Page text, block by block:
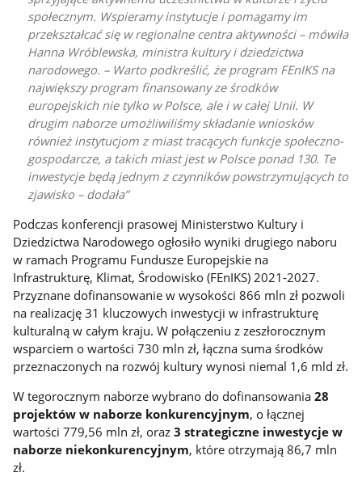
społecznym. Wspieramy instytucje i pomagamy im
przekształcać się w regionalne centra aktywności – mówiła
Hanna Wróblewska, ministra kultury i dziedzictwa
narodowego. – Warto podkreślić, że program FEnIKS na
największy program finansowany ze środków
europejskich nie tylko w Polsce, ale i w całej Unii. W
drugim naborze umożliwiliśmy składanie wniosków
również instytucjom z miast tracących funkcje społeczno-
gospodarcze, a takich miast jest w Polsce ponad 130. Te
inwestycje będą jednym z czynników powstrzymujących to
zjawisko – dodała
Podczas konferencji prasowej Ministerstwo Kultury i
Dziedzictwa Narodowego ogłosiło wyniki drugiego naboru
w ramach Programu Fundusze Europejskie na
Infrastrukturę, Klimat, Środowisko (FEnIKS) 2021-2027.
Przyznane dofinansowanie w wysokości 866 mln zł pozwoli
na realizację 31 kluczowych inwestycji w infrastrukturę
kulturalną w całym kraju. W połączeniu z zeszłorocznym
wsparciem o wartości 730 mln zł, łączna suma środków
przeznaczonych na rozwój kultury wynosi niemal 1,6 mld zł.
W tegorocznym naborze wybrano do dofinansowania28
projektów w naborze konkurencyjnym, o łącznej
wartości 779,56 mln zł, oraz3 strategiczne inwestycje w
naborze niekonkurencyjnym, które otrzymają 86,7 mln
zł.